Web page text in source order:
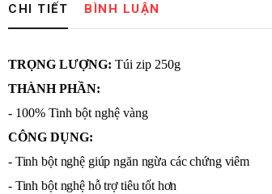
CHI TIẾT BÌNH LUẬN
TRỌNG LƯỢNG: Túi zip 250g
THÀNH PHẦN:
- 100% Tinh bột nghệ vàng
CÔNG DỤNG:
- Tinh bột nghệ giúp ngăn ngừa các chứng viêm
- Tinh bột nghệ hỗ trợ tiêu tốt hơn